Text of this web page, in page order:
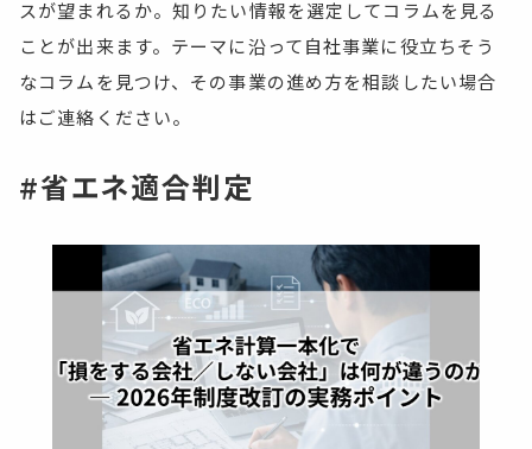
スが望まれるか。知りたい情報を選定してコラムを見る
ことが出来ます。テーマに沿って自社事業に役立ちそう
なコラムを見つけ、その事業の進め方を相談したい場合
はご連絡ください。
#省エネ適合判定